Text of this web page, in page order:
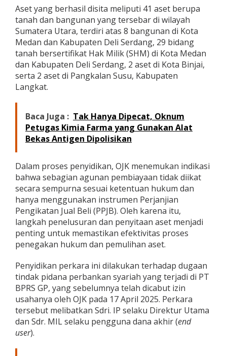
S
y
a
r
i
a
d
I
S
G
P
Aset yang berhasil disita meliputi 41 aset berupa
tanah dan bangunan yang tersebar di wilayah
Sumatera Utara, terdiri atas 8 bangunan di Kota
Medan dan Kabupaten Deli Serdang, 29 bidang
tanah bersertifikat Hak Milik (SHM) di Kota Medan
dan Kabupaten Deli Serdang, 2 aset di Kota Binjai,
serta 2 aset di Pangkalan Susu, Kabupaten
Langkat.
Baca Juga : Tak Hanya Dipecat, Oknum
Petugas Kimia Farma yang Gunakan Alat
Bekas Antigen Dipolisikan
Dalam proses penyidikan, OJK menemukan indikasi
bahwa sebagian agunan pembiayaan tidak diikat
secara sempurna sesuai ketentuan hukum dan
hanya menggunakan instrumen Perjanjian
Pengikatan Jual Beli (PPJB). Oleh karena itu,
langkah penelusuran dan penyitaan aset menjadi
penting untuk memastikan efektivitas proses
penegakan hukum dan pemulihan aset.
Penyidikan perkara ini dilakukan terhadap dugaan
tindak pidana perbankan syariah yang terjadi di PT
BPRS GP, yang sebelumnya telah dicabut izin
usahanya oleh OJK pada 17 April 2025. Perkara
tersebut melibatkan Sdri. IP selaku Direktur Utama
dan Sdr. MIL selaku pengguna dana akhir (end
user).